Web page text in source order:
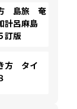
島旅 奄
呂麻島
訂版
方 タイ